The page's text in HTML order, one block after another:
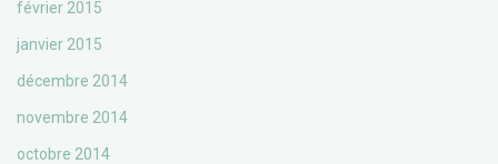
février 2015
janvier 2015
décembre 2014
novembre 2014
octobre 2014